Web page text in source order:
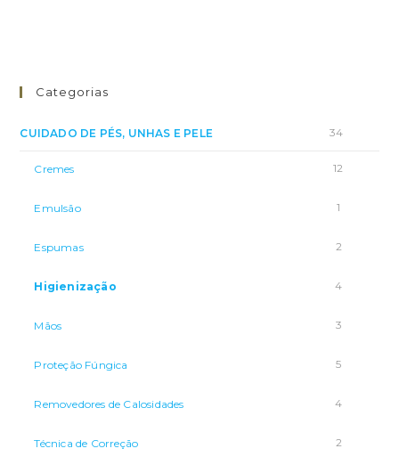
Categorias
CUIDADO DE PÉS, UNHAS E PELE 34
Cremes 12
Emulsão 1
Espumas 2
Higienização 4
Mãos 3
Proteção Fúngica 5
Removedores de Calosidades 4
Técnica de Correção 2